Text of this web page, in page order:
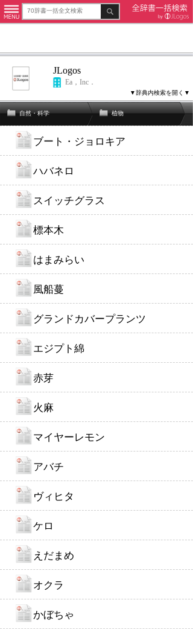
JLogos
Ea，Inc．
▼辞典内検索を開く▼
自然・科学 植物
ブート・ジョロキア
ハバネロ
スイッチグラス
標本木
はまみらい
風船蔓
グランドカバープランツ
エジプト綿
赤芽
火麻
マイヤーレモン
アバチ
ヴィヒタ
ケロ
えだまめ
オクラ
かぼちゃ